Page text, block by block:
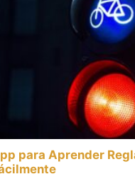
para Aprender